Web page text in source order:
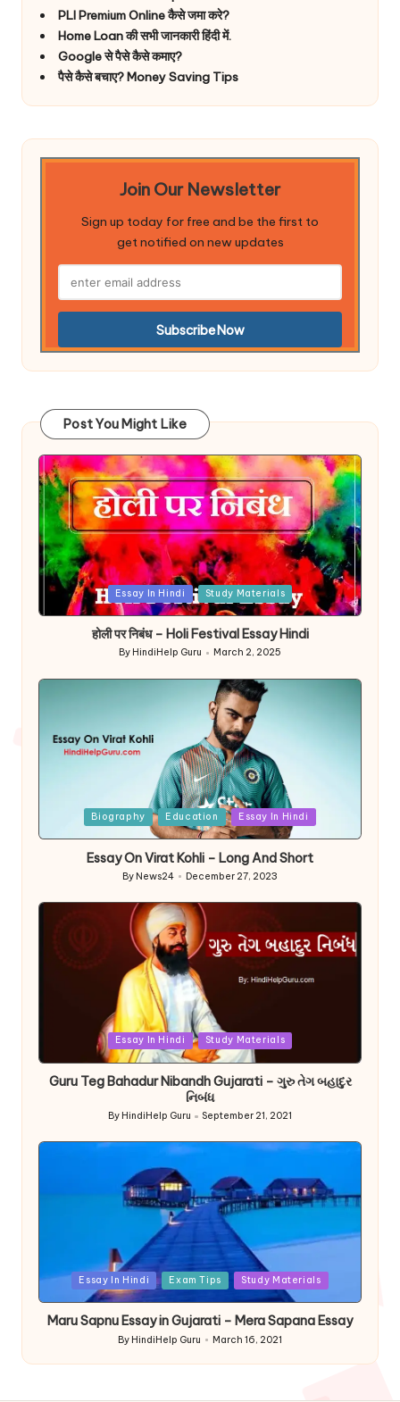
PLI Premium Online कैसे जमा करे?
Home Loan की सभी जानकारी हिंदी में.
Google से पैसे कैसे कमाए?
पैसे कैसे बचाए? Money Saving Tips
Join Our Newsletter
Sign up today for free and be the first to
get notified on new updates
Post You Might Like
Posted
Essay In Hindi Study Materials
होली पर निबंध – Holi Festival Essay Hindi
Posted
By HindiHelp Guru March 2, 2025
Biography Education Essay In Hindi
Essay On Virat Kohli – Long And Short
Posted
by
By News24 December 27, 2023
Essay In Hindi Study Materials
Guru Teg Bahadur Nibandh Gujarati – ગુરુ તેગ બહાદુર
નિબંધ
Posted
by
By HindiHelp Guru September 21, 2021
PostedEssay In Hindi Exam Tips Study Materials
Maru Sapnu Essay in Gujarati – Mera Sapana Essay
Posted
by
By HindiHelp Guru March 16, 2021